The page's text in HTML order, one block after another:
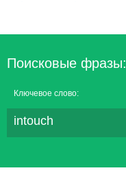
Поисковые фразы:
Ключевое слово:
intouch